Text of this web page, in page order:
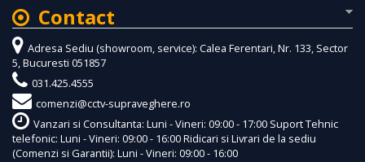
Contact
Adresa Sediu (showroom, service): Calea Ferentari, Nr. 133, Sector
5, Bucuresti 051857
031.425.4555
comenzi@cctv-supraveghere.ro
Vanzari si Consultanta: Luni - Vineri: 09:00 - 17:00 Suport Tehnic
telefonic: Luni - Vineri: 09:00 - 16:00 Ridicari si Livrari de la sediu
(Comenzi si Garantii): Luni - Vineri: 09:00 - 16:00